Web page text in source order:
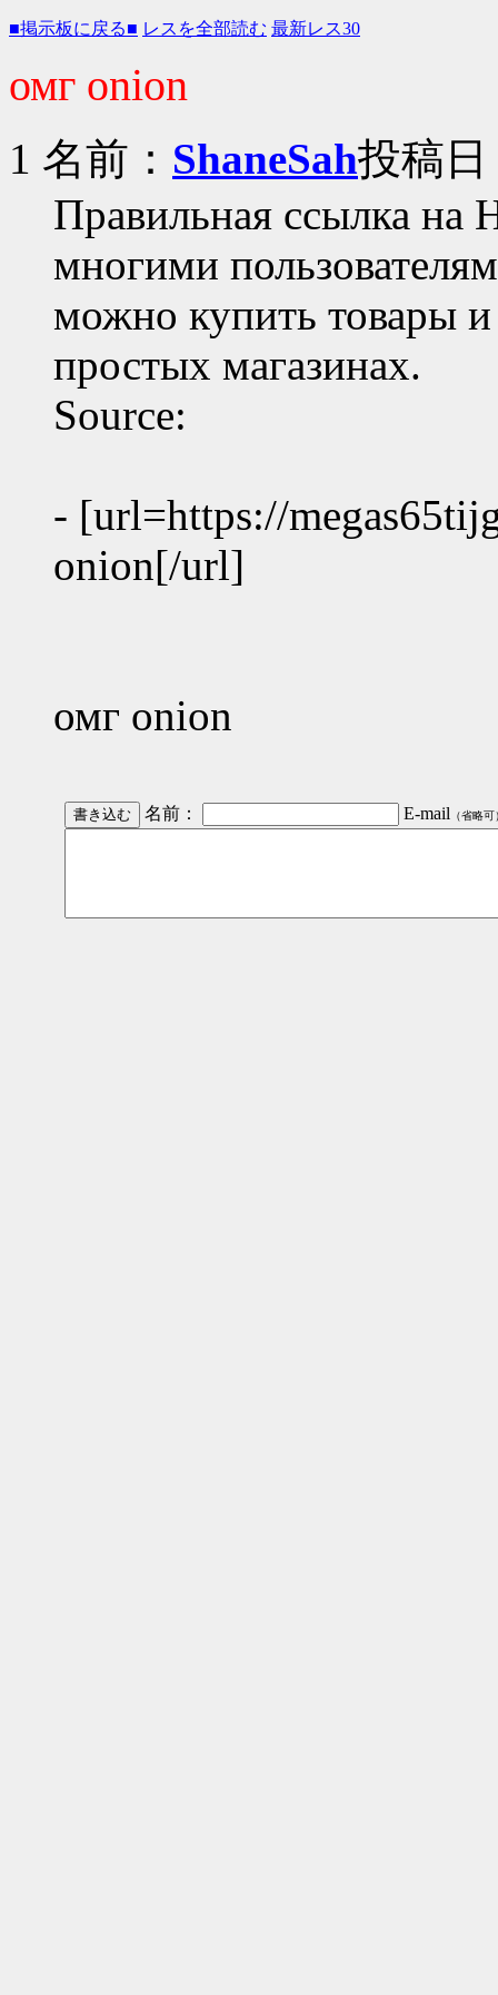
■掲示板に戻る■ レスを全部読む 最新レス30
омг onion
1 名前： ShaneSah投稿日
Правильная ссылка на
многими
можно купить товары
простых магазинах.
Source:
- [url=https://
onion[/url]
омг onion
名前： E-mail （省略可